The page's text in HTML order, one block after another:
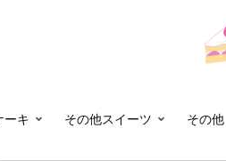
ーキ その他スイーツ その他